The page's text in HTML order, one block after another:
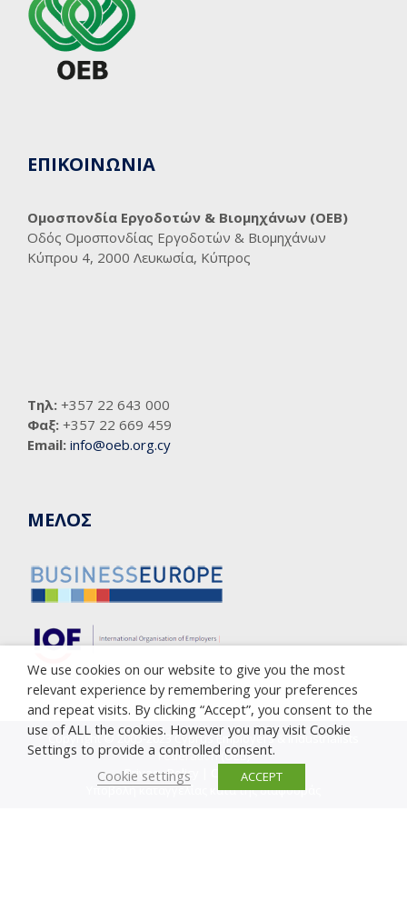
ΕΠΙΚΟΙΝΩΝΙΑ
Ομοσπονδία Εργοδοτών & Βιομηχάνων (ΟΕΒ)
Οδός Ομοσπονδίας Εργοδοτών & Βιομηχάνων
Κύπρου 4, 2000 Λευκωσία, Κύπρος
Τηλ: +357 22 643 000
Φαξ: +357 22 669 459
Email: info@oeb.org.cy
ΜΕΛΟΣ
Copyright © 2005-2023 Cyprus Employers & Industrialists
Federation (OEB)
Privacy Policy
Cookie Policy
Υποβολή καταγγελίας κατά της διαφθοράς
We use cookies on our website to give you the most
relevant experience by remembering your preferences
and repeat visits. By clicking “Accept”, you consent to the
use of ALL the cookies. However you may visit Cookie
Settings to provide a controlled consent.
Cookie settings
ACCEPT